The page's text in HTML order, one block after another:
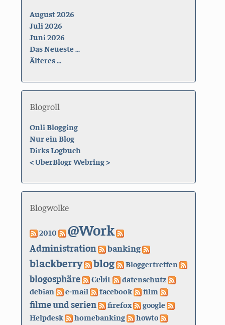
August 2026
Juli 2026
Juni 2026
Das Neueste ...
Älteres ...
Blogroll
Onli Blogging
Nur ein Blog
Dirks Logbuch
<UberBlogr Webring>
Blogwolke
2010 @Work
Administration banking
blackberry blog Bloggertreffen
blogosphäre Cebit datenschutz
debian e-mail facebook film
filme und serien firefox
google
Helpdesk
homebanking howto